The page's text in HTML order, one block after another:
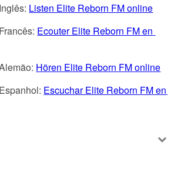
Listen Elite Reborn FM online
Ecouter Elite Reborn FM en
Hören Elite Reborn FM online
Escuchar Elite Reborn FM en